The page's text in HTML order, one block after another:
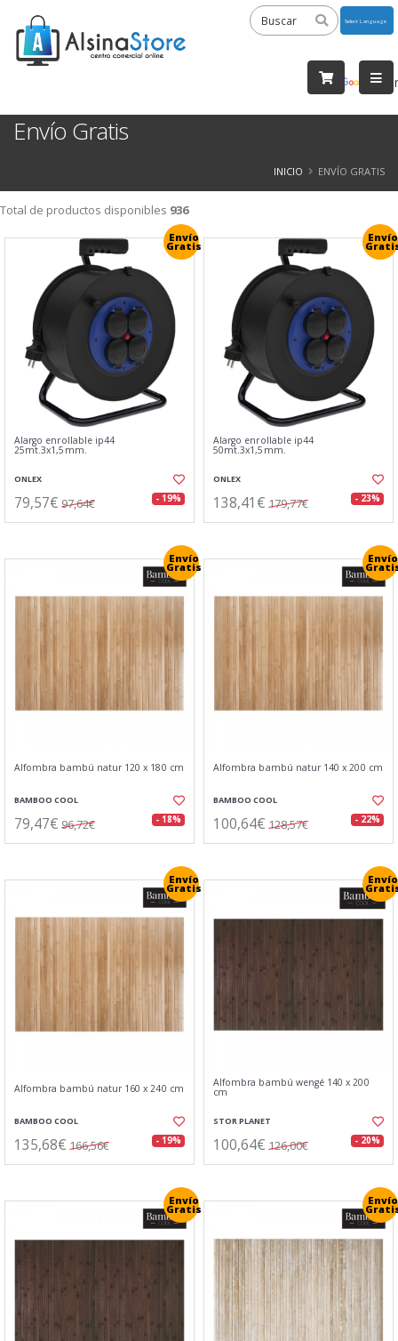
by
Envío Gratis
INICIO ENVÍO GRATIS
Total de productos disponibles 936
Envío
Gratis
Alargo enrollable ip44
25mt.3x1,5mm.
ONLEX
79,57€ 97,64€ - 19%
Envío
Alargo enrollable ip44
50mt.3x1,5mm.
ONLEX
138,41€ 179,77€ - 23%
Envío
Gratis
Alfombra bambú natur 120 x 180 cm
BAMBOO COOL
79,47€ 96,72€ - 18%
Envío
Alfombra bambú natur 140 x 200 cm
BAMBOO COOL
100,64€ 128,57€ - 22%
Envío
Gratis
Alfombra bambú natur 160 x 240 cm
BAMBOO COOL
135,68€ 166,56€ - 19%
Envío
Alfombra bambú wengé 140 x 200
cm
STOR PLANET
100,64€ 126,00€ - 20%
Envío
Gratis
Envío